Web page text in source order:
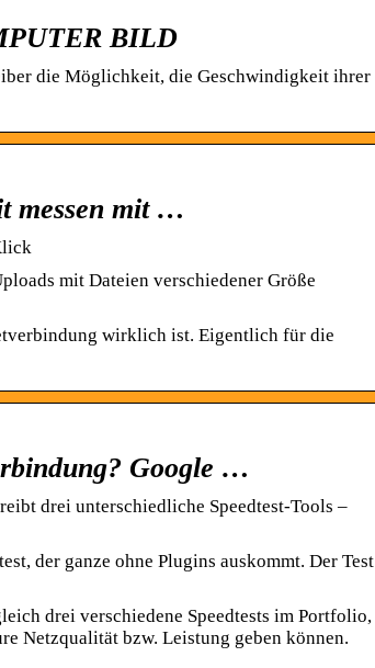
BILD
die Möglichkeit, die Geschwindigkeit ihrer
messen mit …
mit Dateien verschiedener Größe
wirklich ist. Eigentlich für die
Google …
drei unterschiedliche Speedtest-Tools –
der ganze ohne Plugins auskommt. Der Test
drei verschiedene Speedtests im Portfolio,
Netzqualität bzw. Leistung geben können.